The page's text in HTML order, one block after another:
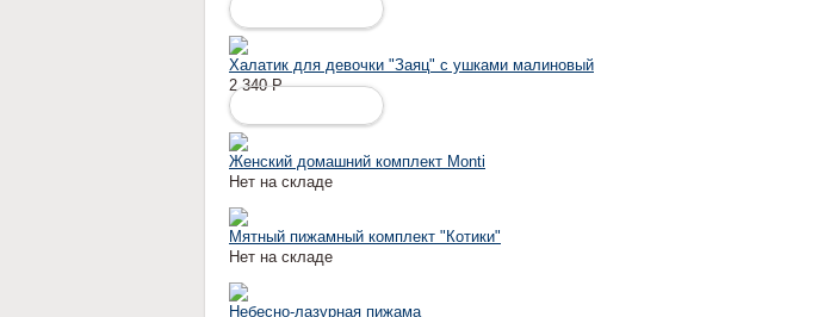
Халатик для девочки "Заяц" с ушками малиновый
2 340Р
Женский домашний комплект Monti
Нет на складе
Мятный пижамный комплект "Котики"
Нет на складе
Небесно-лазурная пижама